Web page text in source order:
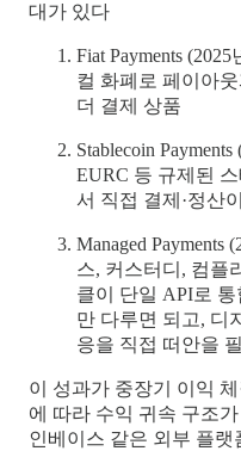
대가 있다
Fiat Payments
컬 화폐로 페이아
더 결제 상품
Stablecoin
EURC 등 규제된
서 직접 결제·정산
Managed Payments
스, 커스터디, 컴플
클이 단일 API로
만 다루면 되고, 디
응을 직접 떠안을
이 성과가 중장기 이익
에 따라 수익 귀속 구조
인베이스 같은 외부 플